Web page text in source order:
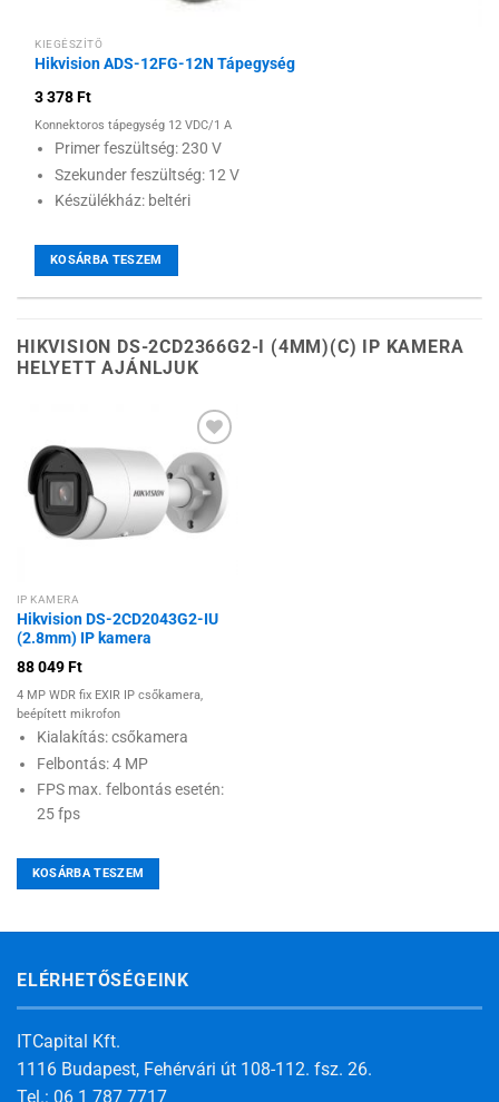
KIEGÉSZÍTŐ
Hikvision ADS-12FG-12N Tápegység
3 378Ft
Konnektoros tápegység 12 VDC/1 A
Primer feszültség: 230 V
Szekunder feszültség: 12 V
Készülékház: beltéri
KOSÁRBA TESZEM
HIKVISION DS-2CD2366G2-I (4MM)(C) IP KAMERA
HELYETT AJÁNLJUK
Hozzáadás a
kívánságlistához
IP KAMERA
Hikvision DS-2CD2043G2-IU
(2.8mm) IP kamera
88 049Ft
4 MP WDR fix EXIR IP csőkamera,
beépített mikrofon
Kialakítás: csőkamera
Felbontás: 4 MP
FPS max. felbontás esetén:
25 fps
KOSÁRBA TESZEM
ELÉRHETŐSÉGEINK
ITCapital Kft.
1116 Budapest, Fehérvári út 108-112. fsz. 26.
Tel.: 06 1 787 7717